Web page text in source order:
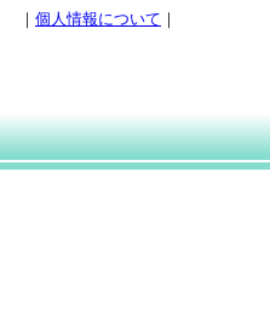
｜ 個人情報について ｜